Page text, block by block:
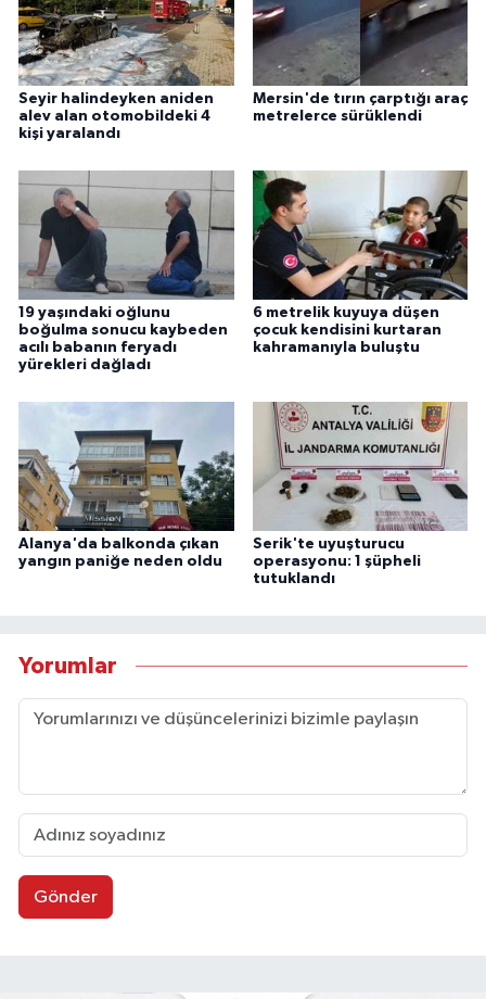
Seyir halindeyken aniden
alev alan otomobildeki 4
kişi yaralandı
Mersin'de tırın çarptığı araç
metrelerce sürüklendi
19 yaşındaki oğlunu
boğulma sonucu kaybeden
acılı babanın feryadı
yürekleri dağladı
6 metrelik kuyuya düşen
çocuk kendisini kurtaran
kahramanıyla buluştu
Alanya'da balkonda çıkan
yangın paniğe neden oldu
Serik'te uyuşturucu
operasyonu: 1 şüpheli
tutuklandı
Yorumlar
Gönder